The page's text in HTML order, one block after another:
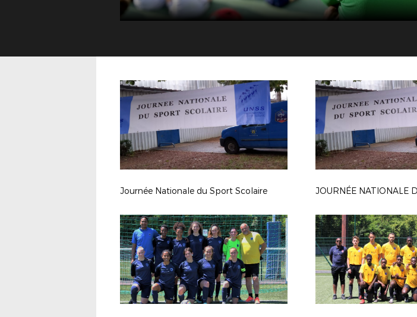
Journée Nationale du Sport Scolaire